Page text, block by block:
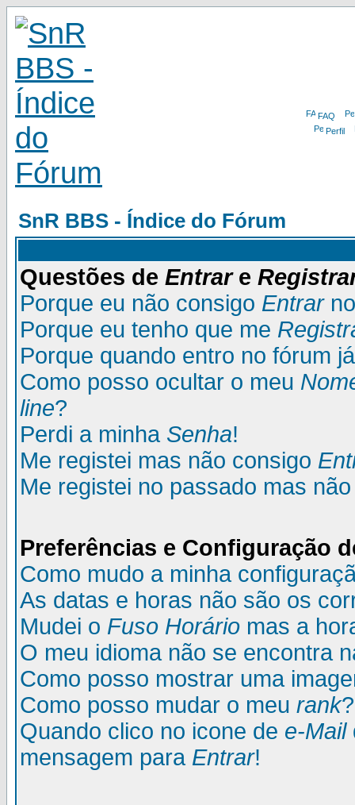
FAQ
Perfil
SnR BBS - Índice do Fórum
Questões de Entrare
Porque eu não consigo Entrar
Porque eu tenho que me
Porque quando entro no fórum
Como posso ocultar o meu
line?
Perdi a minha Senha!
Me registei mas não consigo
Me registei no passado mas
Preferências e Configuração
Como mudo a minha
As datas e horas não são os
Mudei o Fuso Horário mas a
O meu idioma não se encontra
Como posso mostrar uma
Como posso mudar o meu rank?
Quando clico no icone de e-Mail
mensagem para Entrar!